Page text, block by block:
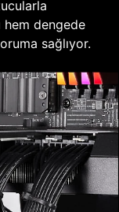
hem dengede
sağlıyor.